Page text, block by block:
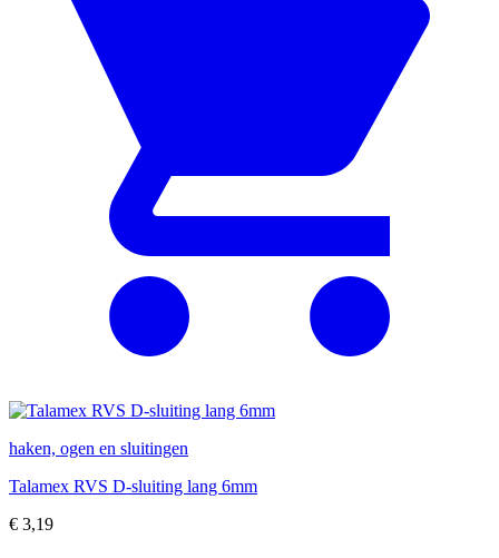
haken, ogen en sluitingen
Talamex RVS D-sluiting lang 6mm
€ 3,19